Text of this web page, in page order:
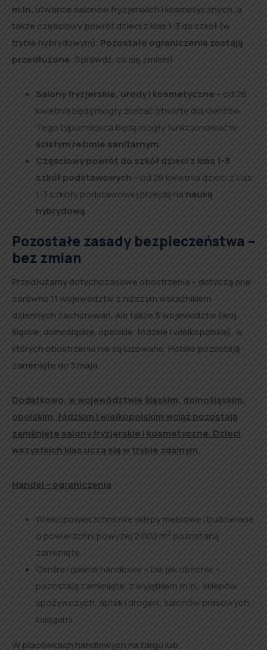
m.in. otwarcie salonów fryzjerskich i kosmetycznych, a
także częściowy powrót dzieci z klas 1-3 do szkół (w
trybie hybrydowym). Pozostałe ograniczenia zostają
przedłużone. Sprawdź, co się zmieni!
Salony fryzjerskie, urody i kosmetyczne – od 26
kwietnia będą mogły zostać otwarte dla klientów.
Tego typu miejsca będą mogły funkcjonować w
ścisłym reżimie sanitarnym.
Częściowy powrót do szkół dzieci z klas 1-3
szkół podstawowych – od 26 kwietnia dzieci z klas
1-3 szkoły podstawowej przejdą na naukę
hybrydową.
Pozostałe zasady bezpieczeństwa –
bez zmian
Przedłużamy dotychczasowe obostrzenia – dotyczą one
zarówno 11 województw z niższym wskaźnikiem
dziennych zachorowań. Ale także 5 województw (woj.
śląskie, dolnośląskie, opolskie, łódzkie i wielkopolskie), w
których obostrzenia nie są luzowane. Hotele pozostają
zamknięte do 3 maja.
Dodatkowo, w województwie śląskim, dolnośląskim,
opolskim, łódzkim i wielkopolskim wciąż pozostają
zamknięte salony fryzjerskie i kosmetyczne. Dzieci
wszystkich klas uczą się w trybie zdalnym.
Handel – ograniczenia
Wielkopowierzchniowe sklepy meblowe i budowlane
o powierzchni powyżej 2 000 m2 pozostaną
zamknięte.
Centra i galerie handlowe – tak jak obecnie –
pozostają zamknięte, z wyjątkiem m.in.: sklepów
spożywczych, aptek i drogerii, salonów prasowych,
księgarni.
W placówkach handlowych na targu lub